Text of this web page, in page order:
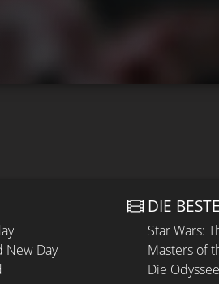
New Day
DIE
Star Wars:
Masters of
Die Odyssee